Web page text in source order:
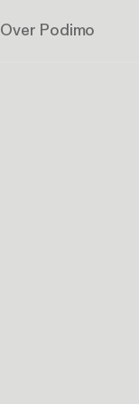
Over Podimo